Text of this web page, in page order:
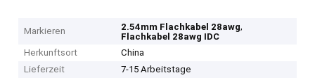
Markieren 2.54mm Flachkabel 28awg,
Flachkabel 28awg IDC
Herkunftsort
China
Lieferzeit
7-15 Arbeitstage